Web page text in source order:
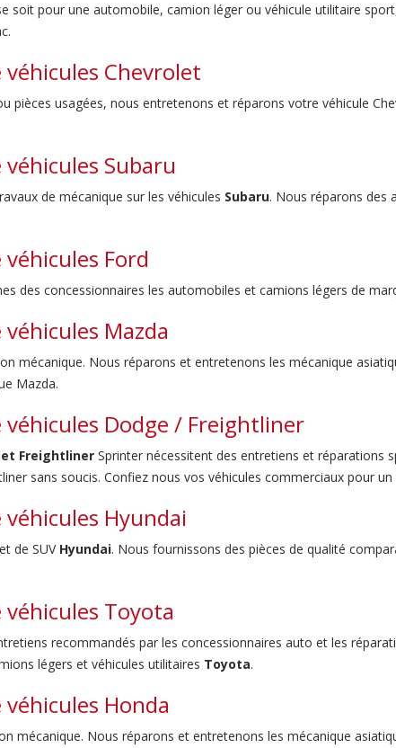
soit pour une automobile, camion léger ou véhicule utilitaire
Chevrolet
pièces usagées, nous entretenons et réparons votre véhicule
Subaru
de mécanique sur les véhicules Subaru. Nous réparons des
Ford
des concessionnaires les automobiles et camions légers de
Mazda
mécanique. Nous réparons et entretenons les mécanique
Mazda.
Dodge / Freightliner
Freightliner Sprinter nécessitent des entretiens et réparations
sans soucis. Confiez nous vos véhicules commerciaux pour
Hyundai
de SUV Hyundai. Nous fournissons des pièces de qualité
Toyota
recommandés par les concessionnaires auto et les
légers et véhicules utilitaires Toyota.
Honda
mécanique. Nous réparons et entretenons les mécanique